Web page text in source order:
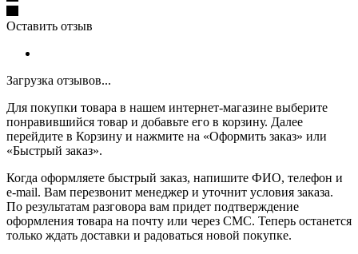
Оставить отзыв
Загрузка отзывов...
Для покупки товара в нашем интернет-магазине выберите
понравившийся товар и добавьте его в корзину. Далее
перейдите в Корзину и нажмите на «Оформить заказ» или
«Быстрый заказ».
Когда оформляете быстрый заказ, напишите ФИО, телефон и
e-mail. Вам перезвонит менеджер и уточнит условия заказа.
По результатам разговора вам придет подтверждение
оформления товара на почту или через СМС. Теперь останется
только ждать доставки и радоваться новой покупке.